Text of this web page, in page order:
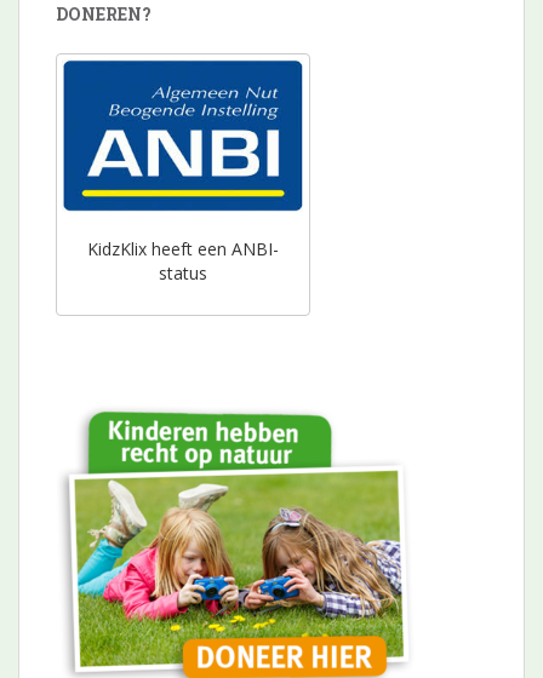
DONEREN?
KidzKlix heeft een ANBI-
status